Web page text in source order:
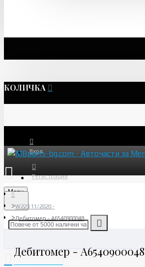
КОЛИЧКА
Вход
Регистрация
Menu
W223 11/2020 -
Дебитомер - A6540900048
Дебитомер - A6540900048